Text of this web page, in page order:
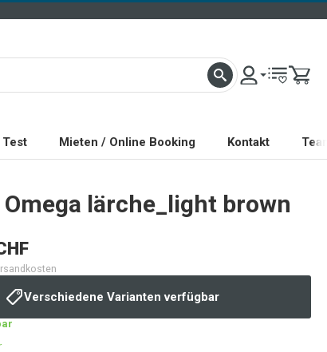
Mieten / Online Booking Kontakt
Omega lärche_light brown
Verschiedene Varianten verfügbar